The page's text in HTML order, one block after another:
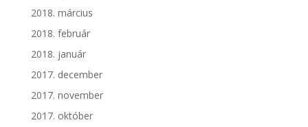
2018. március
2018. február
2018. január
2017. december
2017. november
2017. október